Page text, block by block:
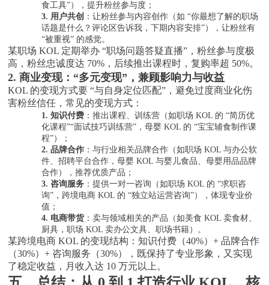
食工具”），提升粉丝参与度；
3. 用户共创 ：让粉丝参与内容创作（如 “你最想了解的职场
话题是什么？评论区告诉我，下期内容安排”），让粉丝有
“被重视” 的感觉。
某职场 KOL 定期举办 “职场问题答疑直播”，粉丝参与度极
高，粉丝忠诚度达 70%，后续推出课程时，复购率超 50%。
2. 商业变现：“多元变现”，兼顾影响力与收益
KOL 的变现方式要 “与自身定位匹配”，避免过度商业化伤
害粉丝信任，常见的变现方式：
1.知识付费 ：推出课程、训练营（如职场 KOL 的 “简历优
化课程”“面试技巧训练营”，母婴 KOL 的 “宝宝辅食制作课
程”）；
2.品牌合作 ：与行业相关品牌合作（如职场 KOL 与办公软
件、招聘平台合作，母婴 KOL 与婴儿食品、母婴用品品牌
合作），推荐优质产品；
3. 咨询服务 ：提供一对一咨询（如职场 KOL 的 “求职咨
询”，跨境电商 KOL 的 “独立站运营咨询”），体现专业价
值；
4. 电商带货：卖与领域相关的产品（如美食 KOL 卖食材、
厨具，职场 KOL 卖办公文具、职场书籍）。
某跨境电商 KOL 的变现结构：知识付费（40%）+ 品牌合作
（30%）+ 咨询服务（30%），既保持了专业形象，又实现
了稳定收益，月收入达 10 万元以上。